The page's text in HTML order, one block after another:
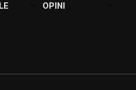
OPINI